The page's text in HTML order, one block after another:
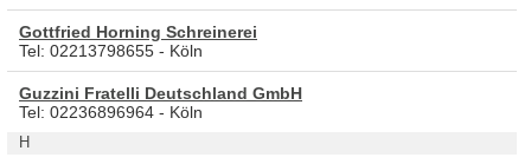
Gottfried Horning Schreinerei
Tel: 02213798655 - Köln
Guzzini Fratelli Deutschland GmbH
Tel: 02236896964 - Köln
H